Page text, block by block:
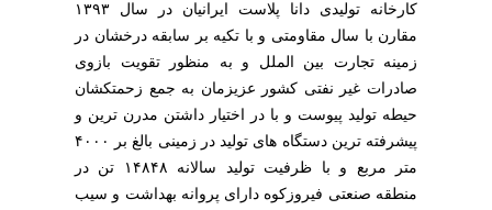
کارخانه تولیدی دانا پلاست ایرانیان در سال ۱۳۹۳
مقارن با سال مقاومتی و با تکیه بر سابقه درخشان در
زمینه تجارت بین الملل و به منظور تقویت بازوی
صادرات غیر نفتی کشور عزیزمان به جمع زحمتکشان
حیطه تولید پیوست و با در اختیار داشتن مدرن ترین و
پیشرفته ترین دستگاه های تولید در زمینی بالغ بر ۴۰۰۰
متر مربع و با ظرفیت تولید سالانه ۱۴۸۴۸ تن در
منطقه صنعتی فیروزکوه دارای پروانه بهداشت و سیب